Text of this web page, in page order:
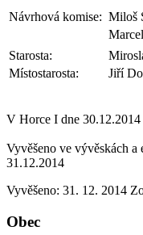
Návrhová komise: Miloš
Starosta:
Místostarosta:
Jiří
V Horce I dne 30.12.2014
Vyvěšeno ve vývěskách a
31.12.2014
Vyvěšeno: 31. 12. 2014
Obec